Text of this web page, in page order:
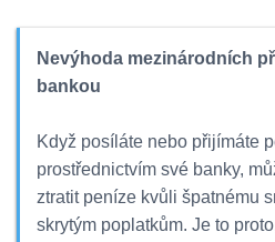
Nevýhoda mezinárodních
bankou
Když posíláte nebo přijímáte
prostřednictvím své banky,
ztratit peníze kvůli špatnému
skrytým poplatkům. Je to